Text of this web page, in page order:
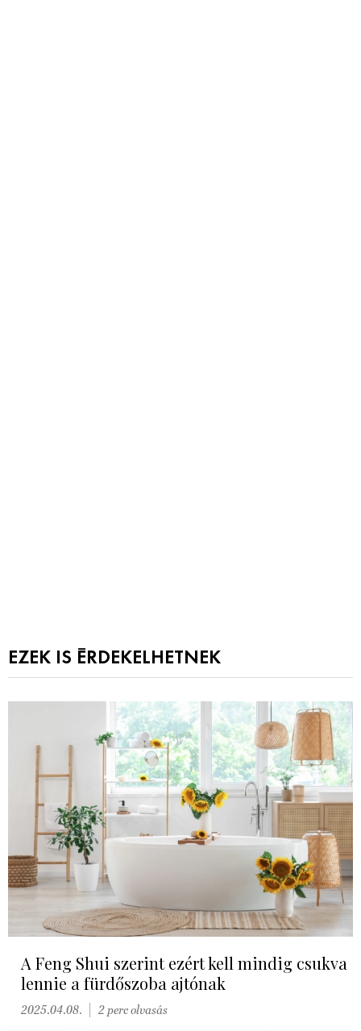
EZEK IS ÉRDEKELHETNEK
A Feng Shui szerint ezért kell mindig csukva
lennie a fürdőszoba ajtónak
2025.04.08. 2 perc olvasás